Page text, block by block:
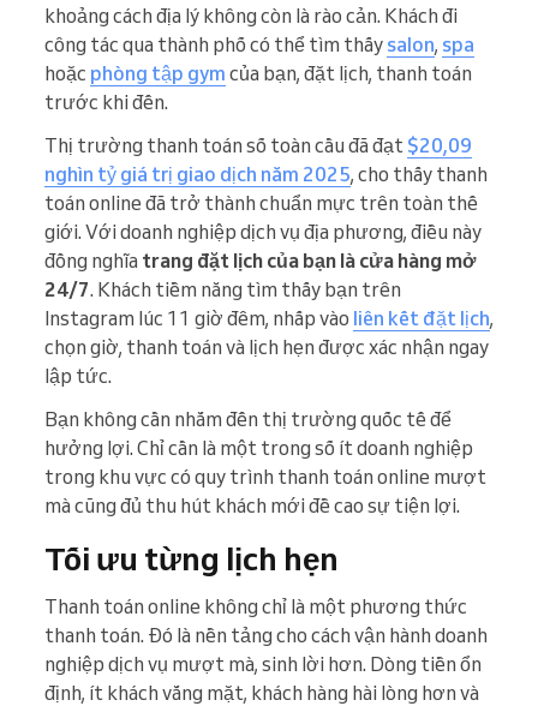
khoảng cách địa lý không còn là rào cản. Khách đi
công tác qua thành phố có thể tìm thấy salon, spa
hoặc phòng tập gym của bạn, đặt lịch, thanh toán
trước khi đến.
Thị trường thanh toán số toàn cầu đã đạt $20,09
nghìn tỷ giá trị giao dịch năm 2025, cho thấy thanh
toán online đã trở thành chuẩn mực trên toàn thế
giới. Với doanh nghiệp dịch vụ địa phương, điều này
đồng nghĩa trang đặt lịch của bạn là cửa hàng mở
24/7. Khách tiềm năng tìm thấy bạn trên
Instagram lúc 11 giờ đêm, nhấp vào liên kết đặt lịch,
chọn giờ, thanh toán và lịch hẹn được xác nhận ngay
lập tức.
Bạn không cần nhắm đến thị trường quốc tế để
hưởng lợi. Chỉ cần là một trong số ít doanh nghiệp
trong khu vực có quy trình thanh toán online mượt
mà cũng đủ thu hút khách mới đề cao sự tiện lợi.
Tối ưu từng lịch hẹn
Thanh toán online không chỉ là một phương thức
thanh toán. Đó là nền tảng cho cách vận hành doanh
nghiệp dịch vụ mượt mà, sinh lời hơn. Dòng tiền ổn
định, ít khách vắng mặt, khách hàng hài lòng hơn và